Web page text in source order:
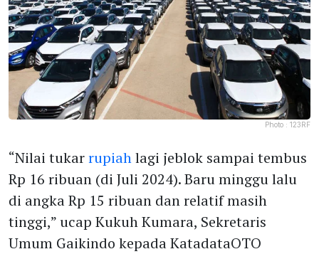
Photo : 123RF
“Nilai tukarrupiahlagi jeblok sampai tembus
Rp 16 ribuan (di Juli 2024). Baru minggu lalu
di angka Rp 15 ribuan dan relatif masih
tinggi,” ucap Kukuh Kumara, Sekretaris
Umum Gaikindo kepada KatadataOTO